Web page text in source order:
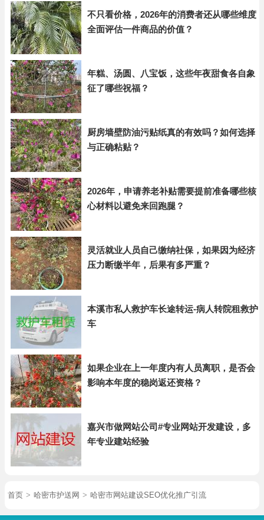
不只看价格，2026年的消费者还从哪些维度
全面评估一件商品的价值？
年糕、汤圆、八宝饭，这些年夜甜食各自象
征了哪些祝福？
厨房墙壁防油污贴纸真的有效吗？如何选择
与正确粘贴？
2026年，申请养老补贴需要提前准备哪些核
心材料以避免来回跑腿？
灵活就业人员自己缴纳社保，如果因为经济
压力断缴半年，后果有多严重？
本溪市私人救护车长途转运-病人转院租救护
车
如果企业在上一年度内有人员离职，是否会
影响本年度的稳岗返还资格？
嘉兴市做网站公司#专业网站开发建设，多
年专业建站经验
首页 > 哈密市护送网 > 哈密市网站建设SEO优化推广引流